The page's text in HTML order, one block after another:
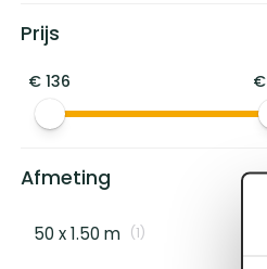
Prijs
€ 136 €
Afmeting
50 x 1.50 m (1)